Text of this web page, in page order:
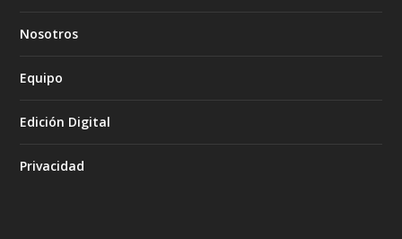
Nosotros
Equipo
Edición Digital
Privacidad